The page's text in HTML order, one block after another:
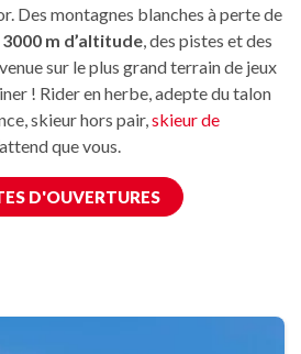
Des montagnes blanches à perte de
3000 m d’altitude, des pistes et des
sur le plus grand terrain de jeux
! Rider en herbe, adepte du talon
skieur hors pair,skieur de
que vous.
D'OUVERTURES